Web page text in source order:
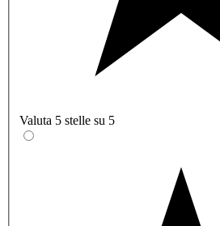
Valuta 5 stelle su 5